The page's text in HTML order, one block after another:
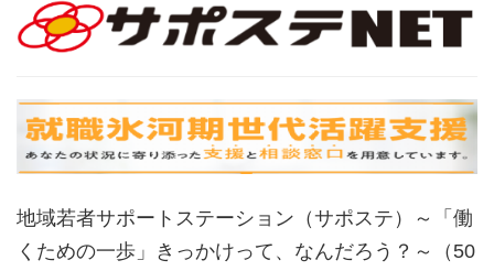
地域若者サポートステーション（サポステ）～「働
くための一歩」きっかけって、なんだろう？～（50